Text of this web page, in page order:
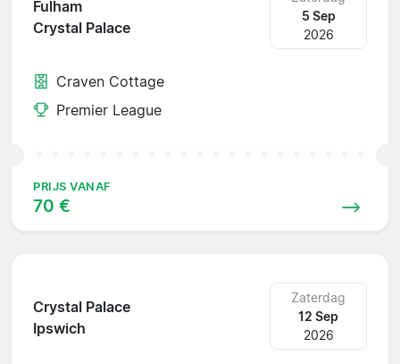
Fulham
Crystal Palace
5 Sep
2026
Craven Cottage
Premier League
PRIJS VANAF
70 €
Crystal Palace
Ipswich
Zaterdag
12 Sep
2026